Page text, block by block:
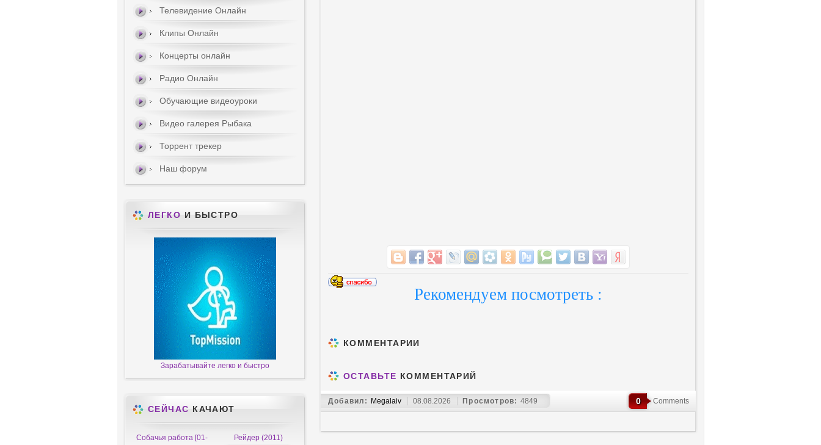
Рекомендуем посмотреть :
КОММЕНТАРИИ
ОСТАВЬТЕ КОММЕНТАРИЙ
Добавил: Megalaiv 08.08.2026 Просмотров: 4849 0 Comments
Телевидение Онлайн
Клипы Онлайн
Концерты онлайн
Радио Онлайн
Обучающие видеоуроки
Видео галерея Рыбака
Торрент трекер
Наш форум
ЛЕГКО И БЫСТРО
Зарабатывайте легко и быстро
СЕЙЧАС КАЧАЮТ
Собачья работа [01-
Рейдер (2011)